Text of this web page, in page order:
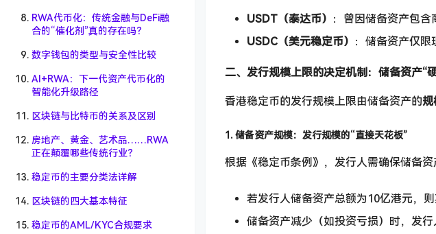
RWA代币化：传统金融与DeFi融
合的“催化剂”真的存在吗？
数字钱包的类型与安全性比较
AI+RWA：下一代资产代币化的
智能化升级路径
区块链与比特币的关系及区别
房地产、黄金、艺术品……RWA
正在颠覆哪些传统行业？
稳定币的主要分类法详解
区块链的四大基本特征
稳定币的AML/KYC合规要求
USDT（泰达币） ：曾因储备资产包含
USDC（美元稳定币） ：储备资产仅限
二、发行规模上限的决定机制：储备资产“
香港稳定币的发行规模上限由储备资产的
1. 储备资产规模：发行规模的“直接天花板”
根据《稳定币条例》，发行人需确保储备资
若发行人储备资产总额为10亿港元，
储备资产减少（如投资亏损）时，发